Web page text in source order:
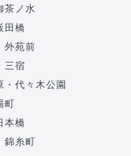
茶ノ水
田橋
外苑前
三宿
・代々木公園
町
本橋
錦糸町